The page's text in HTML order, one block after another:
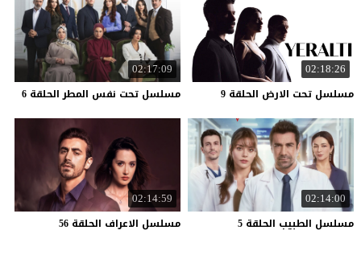
02:18:26
مسلسل تحت الارض الحلقة 9
02:17:09
مسلسل تحت نفس المطر الحلقة 6
02:14:00
مسلسل الطبيب الحلقة 5
02:14:59
مسلسل الاعراف الحلقة 56